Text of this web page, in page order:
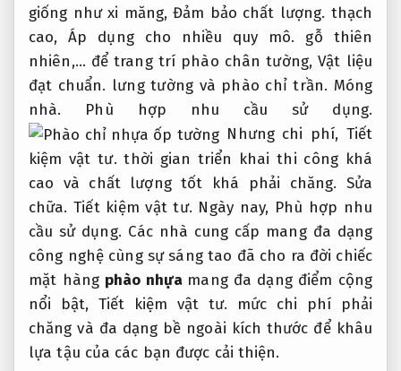
giống như xi măng,Đảm bảo chất lượng. thạch
cao,Áp dụng cho nhiều quy mô. gỗ thiên
nhiên,… để trang trí phào chân tường,Vật liệu
đạt chuẩn. lưng tường và phào chỉ trần. Móng
nhà.
Phù hợp nhu cầu sử dụng.
Nhưng chi phí, Tiết
kiệm vật tư. thời gian triển khai thi công khá
cao và chất lượng tốt khá phải chăng. Sửa
chữa. Tiết kiệm vật tư. Ngày nay, Phù hợp nhu
cầu sử dụng. Các nhà cung cấp mang đa dạng
công nghệ cùng sự sáng tao đã cho ra đời chiếc
mặt hàng phào nhựa mang đa dạng điểm cộng
nổi bật, Tiết kiệm vật tư. mức chi phí phải
chăng và đa dạng bề ngoài kích thước để khâu
lựa tậu của các bạn được cải thiện.